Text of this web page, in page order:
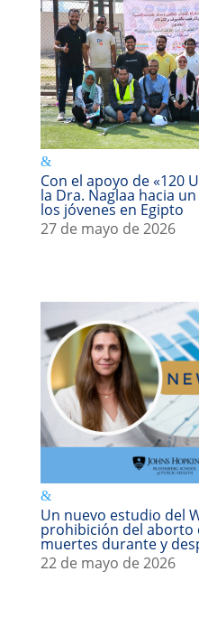
Con el apoyo de «120
la Dra. Naglaa hacia
los jóvenes en Egipto
27 de mayo de 2026
Un nuevo estudio del
prohibición del aborto
muertes durante y
22 de mayo de 2026